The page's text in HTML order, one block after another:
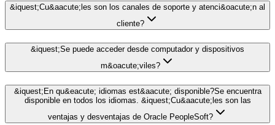
&iquest;Cu&aacute;les son los canales de soporte y atenci&oacute;n al
cliente?
&iquest;Se puede acceder desde computador y dispositivos
m&oacute;viles?
&iquest;En qu&eacute; idiomas est&aacute; disponible?Se encuentra
disponible en todos los idiomas. &iquest;Cu&aacute;les son las
ventajas y desventajas de Oracle PeopleSoft?